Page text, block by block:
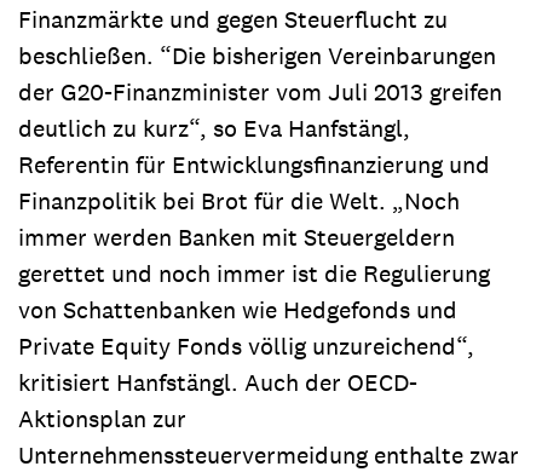
Finanzmärkte und gegen Steuerflucht zu
beschließen. “Die bisherigen Vereinbarungen
der G20-Finanzminister vom Juli 2013 greifen
deutlich zu kurz“, so Eva Hanfstängl,
Referentin für Entwicklungsfinanzierung und
Finanzpolitik bei Brot für die Welt. „Noch
immer werden Banken mit Steuergeldern
gerettet und noch immer ist die Regulierung
von Schattenbanken wie Hedgefonds und
Private Equity Fonds völlig unzureichend“,
kritisiert Hanfstängl. Auch der OECD-
Aktionsplan zur
Unternehmenssteuervermeidung enthalte zwar